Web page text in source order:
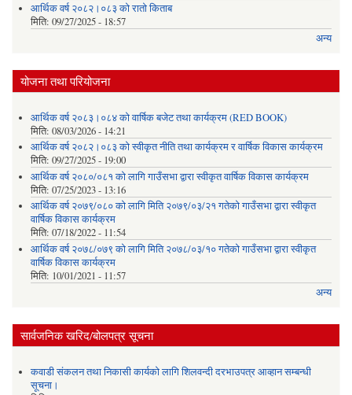
आर्थिक वर्ष २०८२।०८३ को रातो किताब
मिति: 09/27/2025 - 18:57
अन्य
योजना तथा परियोजना
आर्थिक वर्ष २०८३।०८४ को वार्षिक बजेट तथा कार्यक्रम (RED BOOK)
मिति: 08/03/2026 - 14:21
आर्थिक वर्ष २०८२।०८३ को स्वीकृत नीति तथा कार्यक्रम र वार्षिक विकास कार्यक्रम
मिति: 09/27/2025 - 19:00
आर्थिक वर्ष २०८०/०८१ को लागि गाउँसभा द्वारा स्वीकृत वार्षिक विकास कार्यक्रम
मिति: 07/25/2023 - 13:16
आर्थिक वर्ष २०७९/०८० को लागि मिति २०७९/०३/२१ गतेको गाउँसभा द्वारा स्वीकृत
वार्षिक विकास कार्यक्रम
मिति: 07/18/2022 - 11:54
आर्थिक वर्ष २०७८/०७९ को लागि मिति २०७८/०३/१० गतेको गाउँसभा द्वारा स्वीकृत
वार्षिक विकास कार्यक्रम
मिति: 10/01/2021 - 11:57
अन्य
सार्वजनिक खरिद/बोलपत्र सूचना
कवाडी संकलन तथा निकासी कार्यको लागि शिलवन्दी दरभाउपत्र आव्हान सम्बन्धी
सूचना।